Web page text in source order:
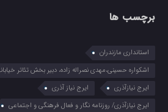
برچسب ها
استانداری مازندران
اشکواره حسینی،مهدی نصراله زاده، دبیر بخش تئاتر
ایرج نیازآذری
ایرج نیاز آذری
ایرج نیازآذری/ روزنامه نگار و فعال فرهنگی و اجتماعی